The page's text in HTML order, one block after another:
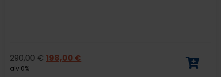
290,00€198,00 €
alv 0%